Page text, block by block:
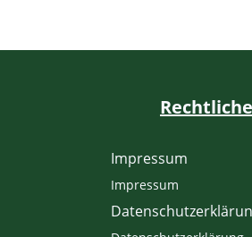
Impressum
Impressum